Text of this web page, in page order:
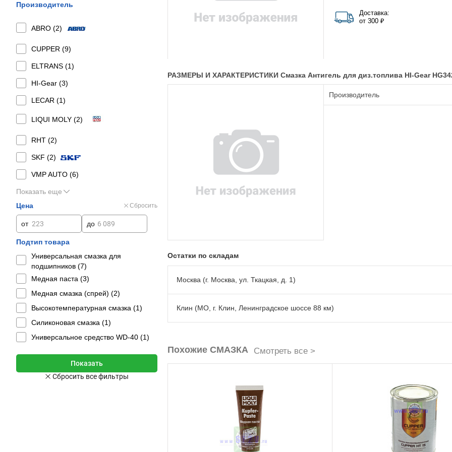
Производитель
ABRO (2)
CUPPER (9)
ELTRANS (1)
HI-Gear (3)
LECAR (1)
LIQUI MOLY (2)
RHT (2)
SKF (2)
VMP AUTO (6)
Показать еще
Цена
Сбросить
от до
Подтип товара
Универсальная смазка для
подшипников (7)
Медная паста (3)
Медная смазка (спрей) (2)
Высокотемпературная смазка (1)
Силиконовая смазка (1)
Универсальное средство WD-40 (1)
Доставка:
от 300 ₽
РАЗМЕРЫ И ХАРАКТЕРИСТИКИ Смазка Антигель для диз.топлива HI-Gear
Производитель
Остатки по складам
Москва (г. Москва, ул. Ткацкая, д. 1)
Клин (МО, г. Клин, Ленинградское шоссе 88 км)
Похожие СМАЗКА Смотреть все >